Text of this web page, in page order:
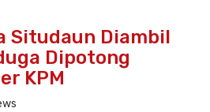
Situdaun Diambil
Dipotong
KPM